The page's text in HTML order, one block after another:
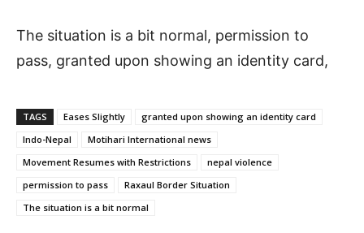
The situation is a bit normal, permission to
pass, granted upon showing an identity card,
TAGS Eases Slightly
granted upon showing an identity card
Indo-Nepal
Motihari International news
Movement Resumes with Restrictions
nepal violence
permission to pass
Raxaul Border Situation
The situation is a bit normal